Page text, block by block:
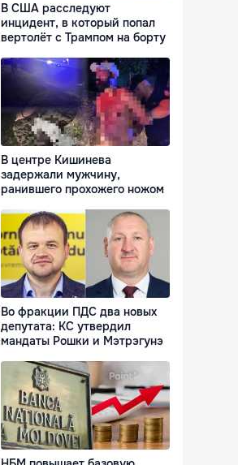
В США расследуют
инцидент, в который попал
вертолёт с Трампом на борту
В центре Кишинева
задержали мужчину,
ранившего прохожего ножом
Во фракции ПДС два новых
депутата: КС утвердил
мандаты Рошки и Мэтрэгунэ